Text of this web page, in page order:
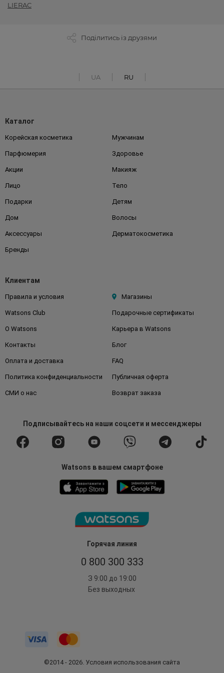
LIERAC
Поділитись із друзями
UA RU
Горячая линия
0 800 300 333
З 9:00 до 19:00
Без выходных
Каталог
Корейская косметика Мужчинам
Парфюмерия Здоровье
Акции Макияж
Лицо Тело
Подарки Детям
Дом Волосы
Аксессуары Дерматокосметика
Бренды
Клиентам
Правила и условия Магазины
Watsons Club Подарочные сертификаты
О Watsons Карьера в Watsons
Контакты Блог
Оплата и доставка FAQ
Политика конфиденциальности Публичная оферта
СМИ о нас Возврат заказа
Подписывайтесьна наши соцсети и мессенджеры
Watsons в вашем смартфоне
©2014 - 2026. Условия использования сайта